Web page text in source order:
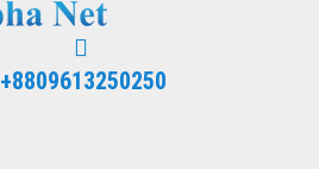
+8809613250250